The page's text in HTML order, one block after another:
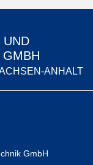
UND
ANHALT
GmbH